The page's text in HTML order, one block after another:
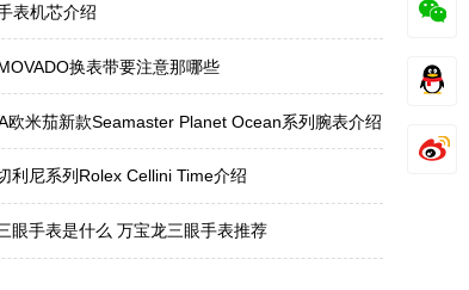
表机芯介绍
换表带要注意那哪些
欧米茄新款Seamaster Planet Ocean系列腕表介绍
利尼系列Rolex Cellini Time介绍
眼手表是什么 万宝龙三眼手表推荐